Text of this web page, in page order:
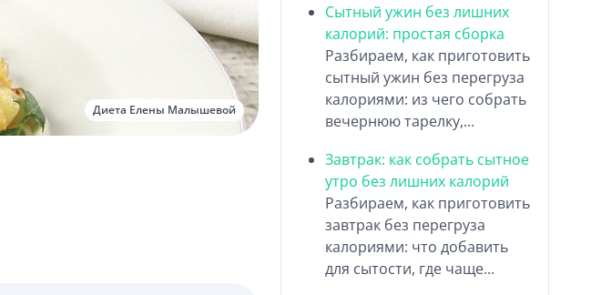
Диета Елены Малышевой
Сытный ужин без лишних
калорий: простая сборка
Разбираем, как приготовить
сытный ужин без перегруза
калориями: из чего собрать
вечернюю тарелку,...
Завтрак: как собрать сытное
утро без лишних калорий
Разбираем, как приготовить
завтрак без перегруза
калориями: что добавить
для сытости, где чаще...